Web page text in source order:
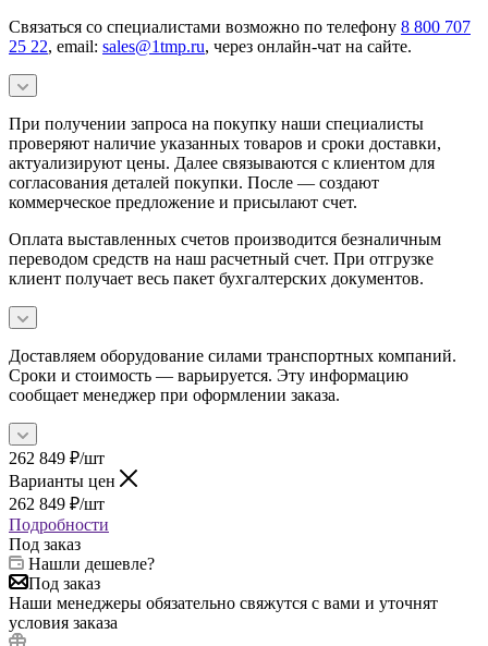
Связаться со специалистами возможно по телефону 8 800 707
25 22, email: sales@1tmp.ru, через онлайн-чат на сайте.
При получении запроса на покупку наши специалисты
проверяют наличие указанных товаров и сроки доставки,
актуализируют цены. Далее связываются с клиентом для
согласования деталей покупки. После — создают
коммерческое предложение и присылают счет.
Оплата выставленных счетов производится безналичным
переводом средств на наш расчетный счет. При отгрузке
клиент получает весь пакет бухгалтерских документов.
Доставляем оборудование силами транспортных компаний.
Сроки и стоимость — варьируется. Эту информацию
сообщает менеджер при оформлении заказа.
262 849 ₽/шт
Варианты цен
262 849 ₽/шт
Подробности
Под заказ
Нашли дешевле?
Под заказ
Наши менеджеры обязательно свяжутся с вами и уточнят
условия заказа